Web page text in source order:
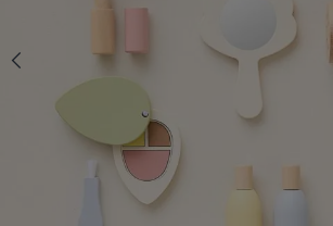
Snelle levering
Voor 23:00 besteld, dezelfde dag
verzonden
Betaal nu of achteraf